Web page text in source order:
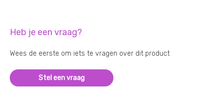
Heb je een vraag?
Wees de eerste om iets te vragen over dit product
Stel een vraag